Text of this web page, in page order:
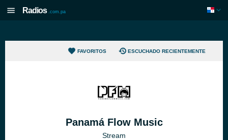
Radios .com.pa
FAVORITOS ESCUCHADO RECIENTEMENTE
Panamá Flow Music
Stream